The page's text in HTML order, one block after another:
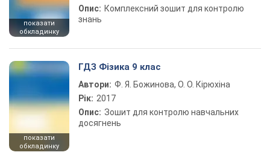
показати
обкладинку
Опис: Комплексний зошит для контролю
знань
показати
обкладинку
ГДЗ Фізика 9 клас
Автори: Ф. Я. Божинова, О. О. Кірюхіна
Рік: 2017
Опис: Зошит для контролю навчальних
досягнень